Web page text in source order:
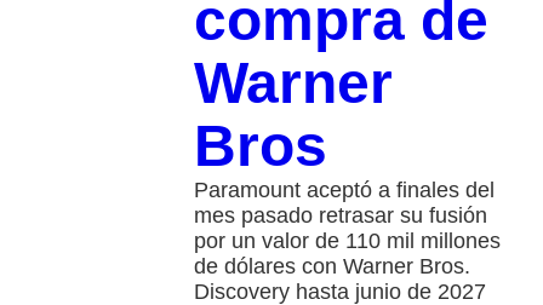
compra de
Warner
Bros
Paramount aceptó a finales del
mes pasado retrasar su fusión
por un valor de 110 mil millones
de dólares con Warner Bros.
Discovery hasta junio de 2027